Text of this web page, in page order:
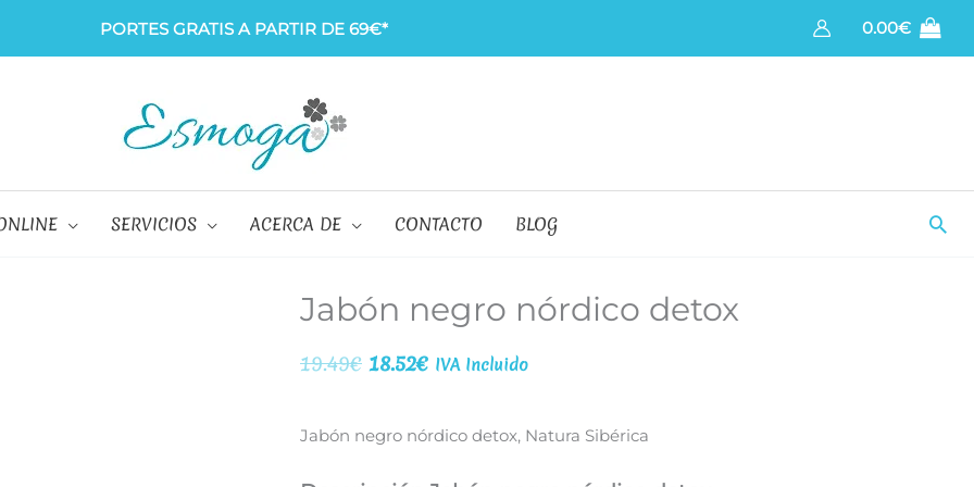
PORTES GRATIS A PARTIR DE 69€* 0.00€
SERVICIOS ACERCA DE CONTACTO BLOG
Jabón negro nórdico detox
19.49€ El
original
18.52€El
actual
IVA Incluido
Jabón negro nórdico detox, Natura Sibérica